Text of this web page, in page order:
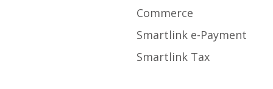
Commerce
Smartlink e-Payment
Smartlink Tax